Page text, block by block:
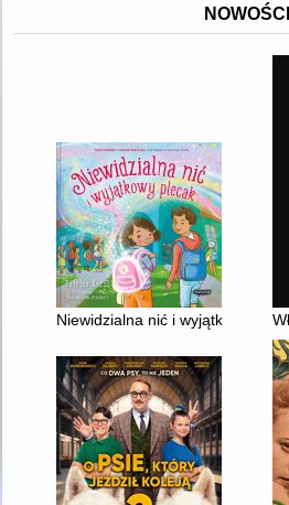
NOWOŚCI
Niewidzialna nić i wyjątkowy